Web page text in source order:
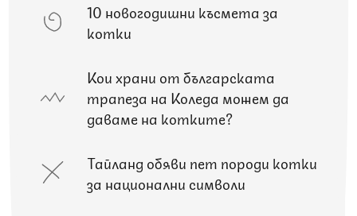
10 новогодишни късмета за
котки
Кои храни от българската
трапеза на Коледа можем да
даваме на котките?
Тайланд обяви пет породи котки
за национални символи